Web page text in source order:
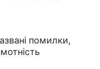
помилки,